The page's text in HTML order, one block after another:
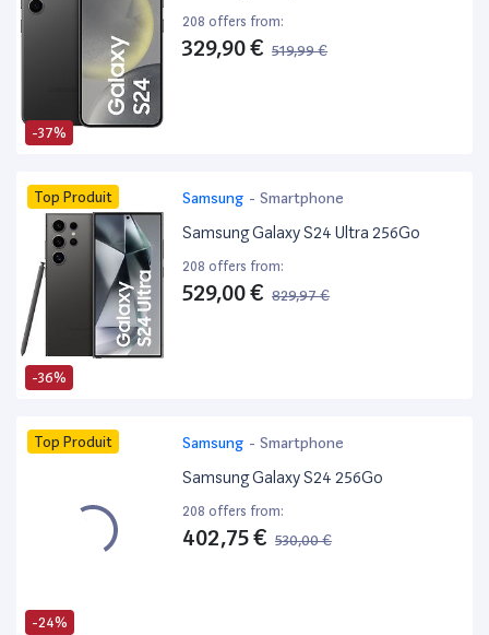
-37%
208 offers from:
329,90 € 519,99 €
-36%
Top Produit Samsung - Smartphone
Samsung Galaxy S24 Ultra 256Go
208 offers from:
529,00 € 829,97 €
-24%
Top Produit Samsung - Smartphone
Samsung Galaxy S24 256Go
208 offers from:
402,75 € 530,00 €